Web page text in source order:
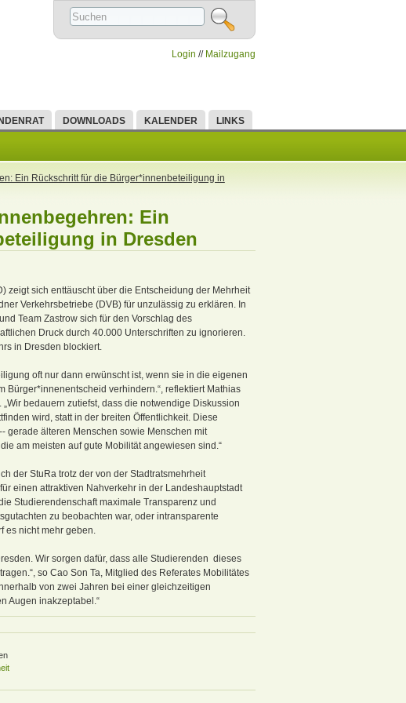
Login // Mailzugang
DOWNLOADS KALENDER LINKS
Ein Rückschritt für die Bürger*innenbeteiligung in
Ein
in Dresden
zeigt sich enttäuscht über die Entscheidung der Mehrheit
Verkehrsbetriebe (DVB) für unzulässig zu erklären. In
Team Zastrow sich für den Vorschlag des
Druck durch 40.000 Unterschriften zu ignorieren.
in Dresden blockiert.
oft nur dann erwünscht ist, wenn sie in die eigenen
verhindern.“, reflektiert Mathias
bedauern zutiefst, dass die notwendige Diskussion
wird, statt in der breiten Öffentlichkeit. Diese
gerade älteren Menschen sowie Menschen mit
am meisten auf gute Mobilität angewiesen sind.“
der StuRa trotz der von der Stadtratsmehrheit
einen attraktiven Nahverkehr in der Landeshauptstadt
Studierendenschaft maximale Transparenz und
zu beobachten war, oder intransparente
es nicht mehr geben.
Wir sorgen dafür, dass alle Studierenden dieses
so Cao Son Ta, Mitglied des Referates Mobilitätes
von zwei Jahren bei einer gleichzeitigen
Augen inakzeptabel.“